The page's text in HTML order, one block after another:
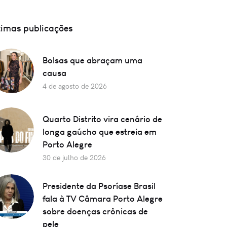
publicações
Bolsas que abraçam uma
causa
4 de agosto de 2026
Quarto Distrito vira cenário de
longa gaúcho que estreia em
Porto Alegre
30 de julho de 2026
Presidente da Psoríase Brasil
fala à TV Câmara Porto Alegre
sobre doenças crônicas de
pele